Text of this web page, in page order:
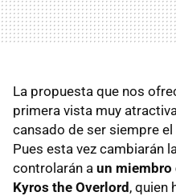
La propuesta que nos
primera vista muy
cansado de ser siempre
Pues esta vez cambiarán
controlarán a un miembro
Kyros the Overlord, quien